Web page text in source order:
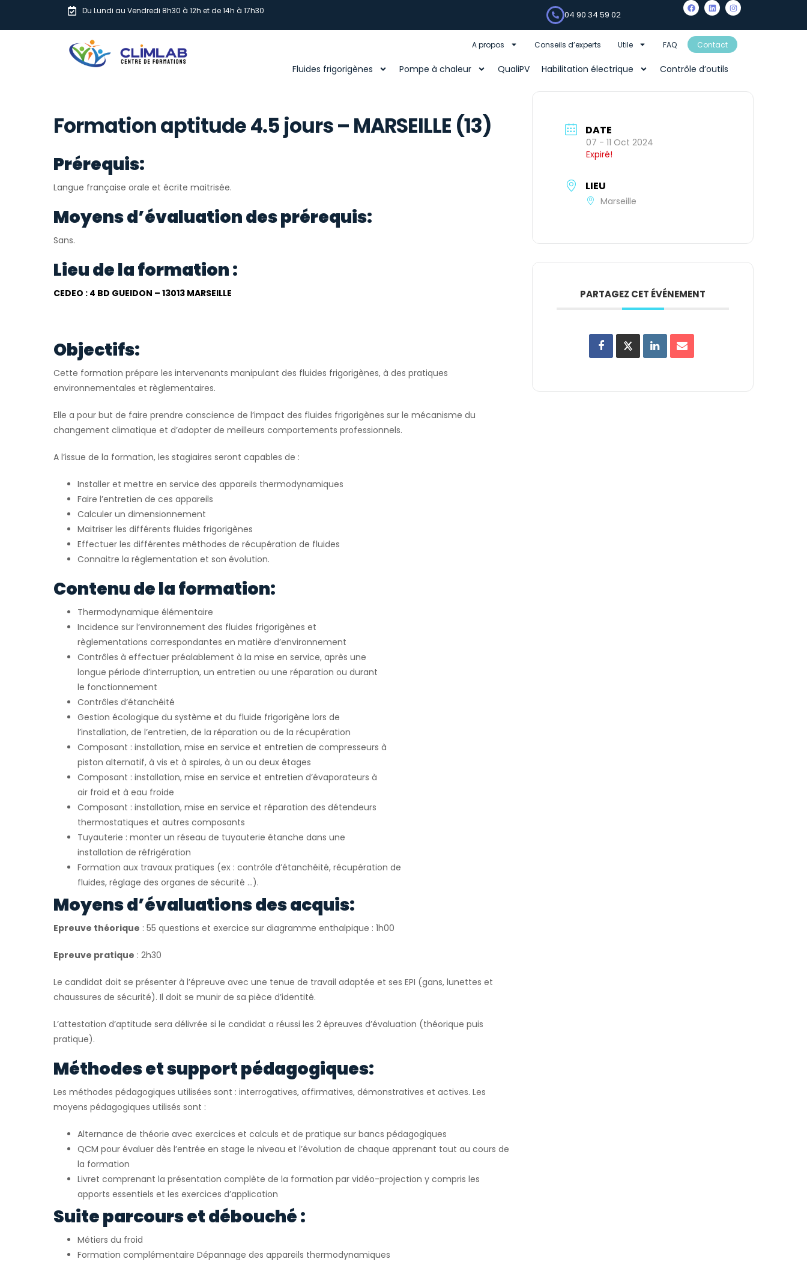
Du Lundi au Vendredi 8h30 à 12h et de 14h à 17h30 04 90 34 59 02
A propos Conseils d’experts Utile FAQ Contact
Fluides frigorigènes Pompe à chaleur QualiPV Habilitation électrique Contrôle d’outils
Formation aptitude 4.5 jours – MARSEILLE (13)
Prérequis:
Langue française orale et écrite maitrisée.
Moyens d’évaluation des prérequis:
Sans.
Lieu de la formation :
CEDEO : 4 BD GUEIDON – 13013 MARSEILLE
Objectifs:
Cette formation prépare les intervenants manipulant des fluides frigorigènes, à des pratiques
environnementales et règlementaires.
Elle a pour but de faire prendre conscience de l’impact des fluides frigorigènes sur le mécanisme du
changement climatique et d’adopter de meilleurs comportements professionnels.
A l’issue de la formation, les stagiaires seront capables de :
Installer et mettre en service des appareils thermodynamiques
Faire l’entretien de ces appareils
Calculer un dimensionnement
Maitriser les différents fluides frigorigènes
Effectuer les différentes méthodes de récupération de fluides
Connaitre la réglementation et son évolution.
Contenu de la formation:
Thermodynamique élémentaire
Incidence sur l’environnement des fluides frigorigènes et
règlementations correspondantes en matière d’environnement
Contrôles à effectuer préalablement à la mise en service, après une
longue période d’interruption, un entretien ou une réparation ou durant
le fonctionnement
Contrôles d’étanchéité
Gestion écologique du système et du fluide frigorigène lors de
l’installation, de l’entretien, de la réparation ou de la récupération
Composant : installation, mise en service et entretien de compresseurs à
piston alternatif, à vis et à spirales, à un ou deux étages
Composant : installation, mise en service et entretien d’évaporateurs à
air froid et à eau froide
Composant : installation, mise en service et réparation des détendeurs
thermostatiques et autres composants
Tuyauterie : monter un réseau de tuyauterie étanche dans une
installation de réfrigération
Formation aux travaux pratiques (ex : contrôle d’étanchéité, récupération de
fluides, réglage des organes de sécurité …).
Moyens d’évaluations des acquis:
Epreuve théorique : 55 questions et exercice sur diagramme enthalpique : 1h00
Epreuve pratique : 2h30
Le candidat doit se présenter à l’épreuve avec une tenue de travail adaptée et ses EPI (gans, lunettes et
chaussures de sécurité). Il doit se munir de sa pièce d’identité.
L’attestation d’aptitude sera délivrée si le candidat a réussi les 2 épreuves d’évaluation (théorique puis
pratique).
Méthodes et support pédagogiques:
Les méthodes pédagogiques utilisées sont : interrogatives, affirmatives, démonstratives et actives. Les
moyens pédagogiques utilisés sont :
Alternance de théorie avec exercices et calculs et de pratique sur bancs pédagogiques
QCM pour évaluer dès l’entrée en stage le niveau et l’évolution de chaque apprenant tout au cours de
la formation
Livret comprenant la présentation complète de la formation par vidéo-projection y compris les
apports essentiels et les exercices d’application
Suite parcours et débouché :
Métiers du froid
Formation complémentaire Dépannage des appareils thermodynamiques
DATE
07 - 11 Oct 2024
Expiré!
LIEU
Marseille
PARTAGEZ CET ÉVÉNEMENT